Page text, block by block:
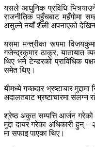
यसले आधुनिक प्रविधि
राजनीतिक पहुँचबाट महँगोमा
असुल्ने नयाँ शैली अपनाएको
यसमा मन्त्रीका रूपमा
गजेन्द्रकुमार ठाकुर, यातायात
थिए भने टेन्डरको प्राविधिक
समेत थिए।
यीमध्ये गच्छदार भ्रष्टाचार
अदालतबाट भ्रष्टाचारमा
श्रेष्ठ अकुत सम्पत्ति आर्जन
मुद्दा दायर गरेका अधिकारी हुन्।
मा सफाइ पाएका थिए।